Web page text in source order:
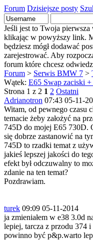
Forum Dzisiejsze posty
Jeśli jest to Twoja
klikając w powyższy link.
będziesz mógł dodawać
zarejestrować. Aby
forum które chcesz
Forum > Serwis BMW 7 >
Wątek: E65 Swap zaciski
Strona 1 z 2 1 2 Ostatni
Adrianotron 07:43 05-11-
Witam, od pewnego czasu
temacie żeby założyć na
745D do mojej E65 730D.
się dobrze zastanowić na
745D to rzadki temat z
jakieś lepszej jakości do
efekt był odczuwalny to
zdanie na ten temat?
Pozdrawiam.
turek 09:09 05-11-2014
ja zmieniałem w e38 3.0d
lepiej, tarcza z przodu 374
powinno być p&p.warto